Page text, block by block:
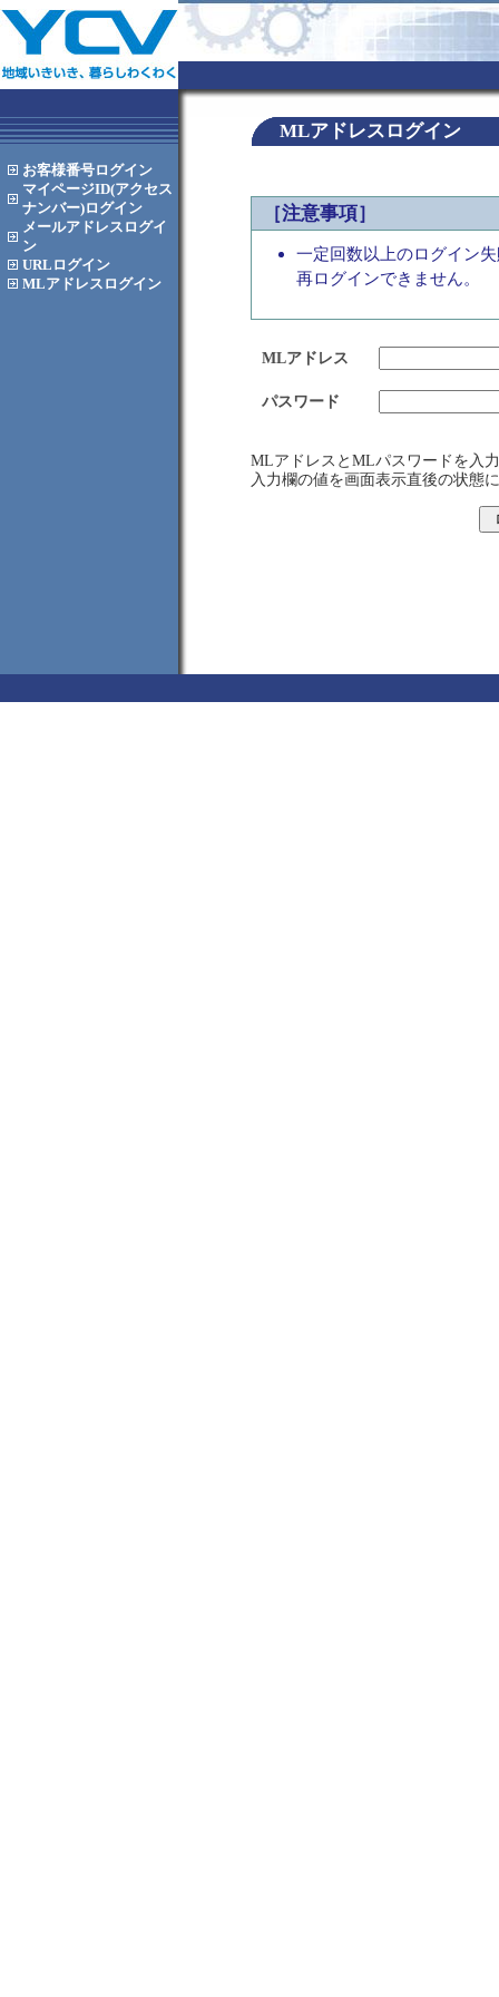
お客様番号ログイン
マイページID(アクセス
ナンバー)ログイン
メールアドレス ログイ
ン
URL ログイン
MLアドレス ログイン
MLアドレスログイン
［注意事項］
一定回数以上のログイン
再ログインできません。
MLアドレス
パスワード
MLアドレスとMLパスワードを入
入力欄の値を画面表示直後の状態